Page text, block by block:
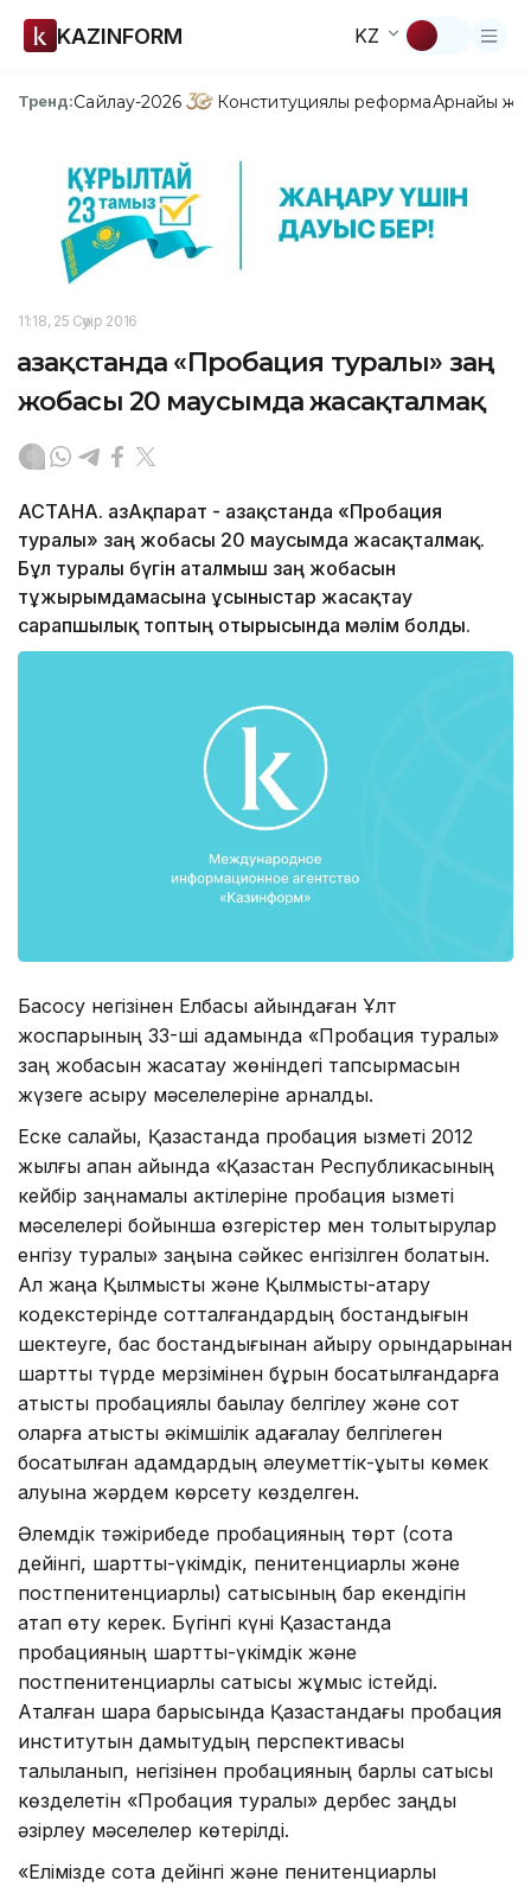
KAZINFORM KZ
Тренд:Сайлау-2026 Конституциялық реформаАрнайы
11:18, 25 Сәуір 2016
Қазақстанда «Пробация туралы» заң
жобасы 20 маусымда жасақталмақ
АСТАНА. ҚазАқпарат - Қазақстанда «Пробация
туралы» заң жобасы 20 маусымда жасақталмақ.
Бұл туралы бүгін аталмыш заң жобасын
тұжырымдамасына ұсыныстар жасақтау
сарапшылық топтың отырысында мәлім болды.
Басқосу негізінен Елбасы айқындаған Ұлт
жоспарының 33-ші қадамында «Пробация туралы»
заң жобасын жасақтау жөніндегі тапсырмасын
жүзеге асыру мәселелеріне арналды.
Еске салайық, Қазақстанда пробация қызметі 2012
жылғы ақпан айында «Қазақстан Республикасының
кейбiр заңнамалық актiлерiне пробация қызметi
мәселелерi бойынша өзгерiстер мен толықтырулар
енгiзу туралы» заңына сәйкес енгізілген болатын.
Ал жаңа Қылмыстық және Қылмыстық-атқару
кодекстерінде сотталғандардың бостандығын
шектеуге, бас бостандығынан айыру орындарынан
шартты түрде мерзімінен бұрын босатылғандарға
қатысты пробациялық бақылау белгілеу және сот
оларға қатысты әкімшілік қадағалау белгілеген
босатылған адамдардың әлеуметтік-құқықтық көмек
алуына жәрдем көрсету көзделген.
Әлемдік тәжірибеде пробацияның төрт (сотқа
дейінгі, шарттық-үкімдік, пенитенциарлық және
постпенитенциарлық) сатысының бар екендігін
атап өту керек. Бүгінгі күні Қазақстанда
пробацияның шарттық-үкімдік және
постпенитенциарлық сатысы жұмыс істейді.
Аталған шара барысында Қазақстандағы пробация
институтын дамытудың перспективасы
талқыланып, негізінен пробацияның барлық сатысы
көзделетін «Пробация туралы» дербес заңды
әзірлеу мәселелер көтерілді.
«Елімізде сотқа дейінгі және пенитенциарлық